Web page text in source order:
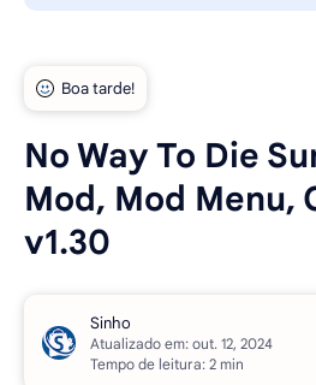
No Way To Die
Mod, Mod
v1.30
Atualizado em:
Tempo de leitura: 2 min